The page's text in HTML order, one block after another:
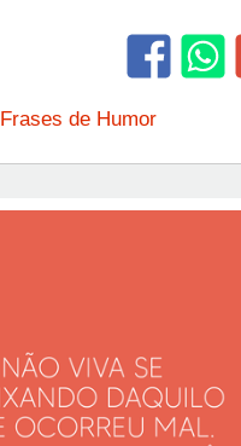
Frases de Humor